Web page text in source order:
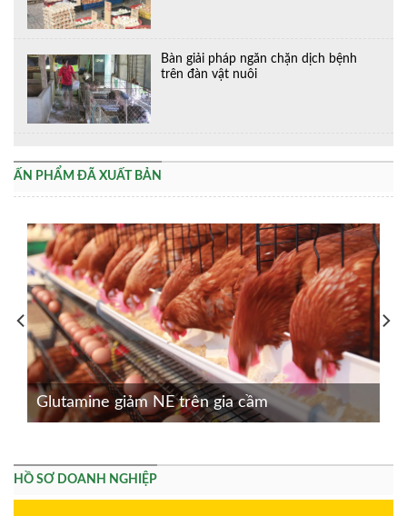
Bàn giải pháp ngăn chặn dịch bệnh
trên đàn vật nuôi
ẤN PHẨM ĐÃ XUẤT BẢN
Glutamine giảm NE trên gia cầm
HỒ SƠ DOANH NGHIỆP